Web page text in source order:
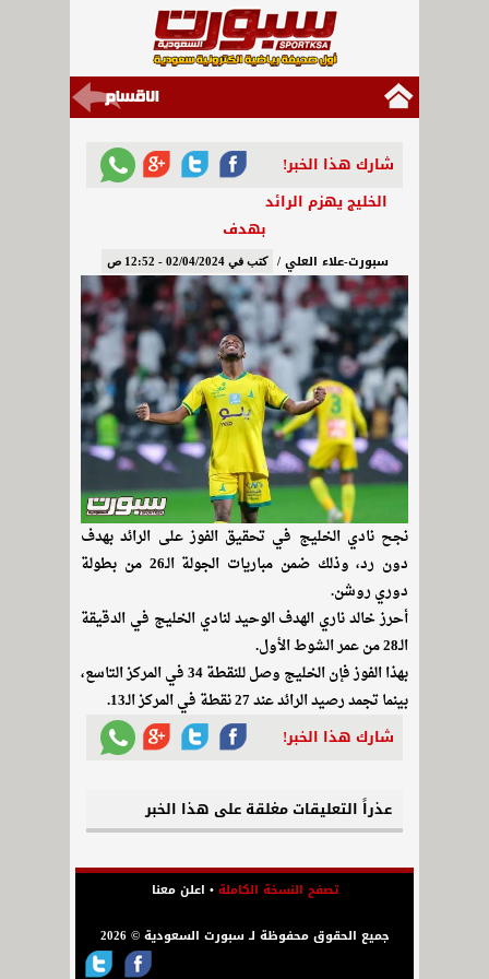
شارك هذا الخبر!
الخليج يهزم الرائد
بهدف
سبورت-علاء العلي / كتب في 02/04/2024 - 12:52 ص
نجح نادي الخليج في تحقيق الفوز على الرائد بهدف
دون رد، وذلك ضمن مباريات الجولة الـ26 من بطولة
دوري روشن.
أحرز خالد ناري الهدف الوحيد لنادي الخليج في الدقيقة
الـ28 من عمر الشوط الأول.
بهذا الفوز فإن الخليج وصل للنقطة 34 في المركز التاسع،
بينما تجمد رصيد الرائد عند 27 نقطة في المركز الـ13.
شارك هذا الخبر!
عذراً التعليقات مغلقة على هذا الخبر
تصفح النسخة الكاملة• اعلن معنا
جميع الحقوق محفوظة لـ سبورت السعودية © 2026